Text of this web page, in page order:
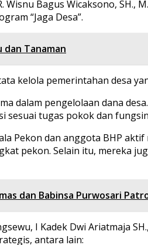
Bagus Wicaksono, SH.,
“Jaga Desa”.
dan Tanaman
kelola pemerintahan desa
dalam pengelolaan dana
tugas pokok dan
Pekon dan anggota BHP
pekon. Selain itu, mereka
dan Babinsa Purwosari
I Kadek Dwi Ariatmaja
antara lain: